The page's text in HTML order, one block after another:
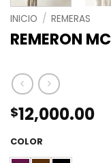
INICIO / REMERAS
REMERON
$12,000.00
COLOR